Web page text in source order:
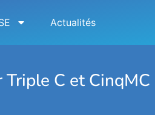
Actualités
C et CinqMC